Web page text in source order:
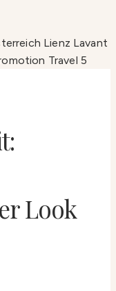
Look